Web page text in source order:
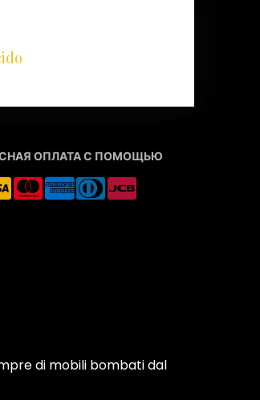
ОПЛАТА С ПОМОЩЬЮ
di mobili bombati dal